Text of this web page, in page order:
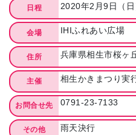
日程 2020年2月9日（
会場 IHIふれあい広場
住所 兵庫県相生市桜ヶ
主催 相生かきまつり実
お問合せ先 0791-23-7133
その他 雨天決行